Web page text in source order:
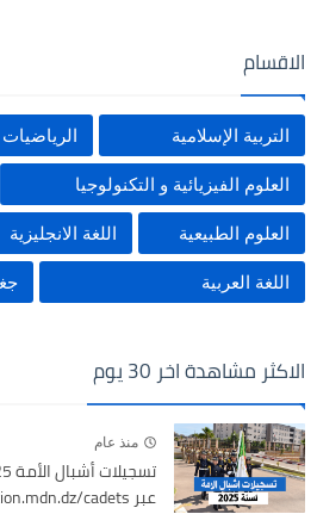
الاقسام
التربية الإسلامية الرياضيات
العلوم الفيزيائية و التكنولوجيا
العلوم الطبيعية اللغة الانجليزية
اللغة العربية
الاكثر مشاهدة اخر 30 يوم
منذ عام
عبر preinscription.mdn.dz/cadets